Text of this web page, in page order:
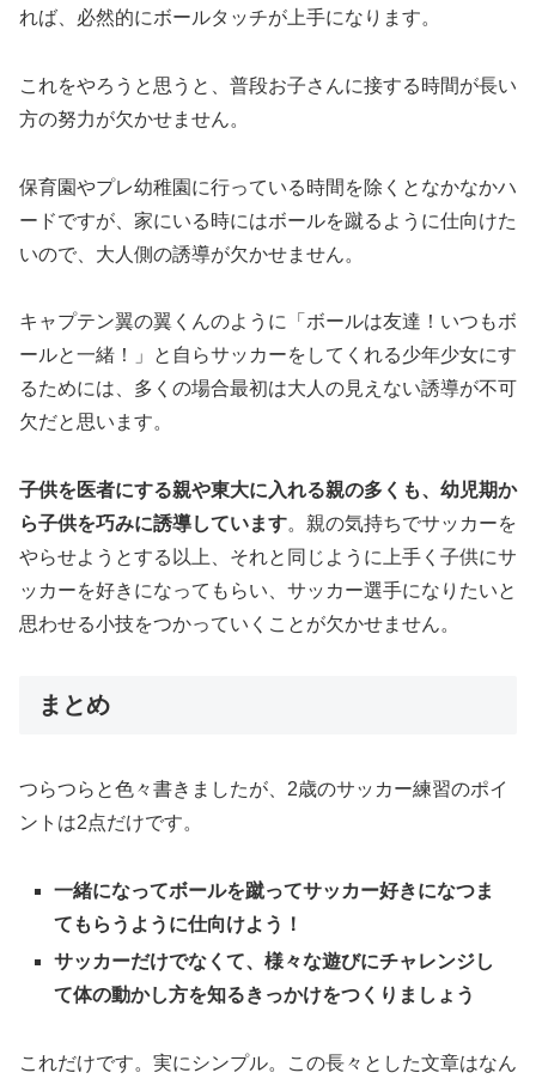
れば、必然的にボールタッチが上手になります。
これをやろうと思うと、普段お子さんに接する時間が長い
方の努力が欠かせません。
保育園やプレ幼稚園に行っている時間を除くとなかなかハ
ードですが、家にいる時にはボールを蹴るように仕向けた
いので、大人側の誘導が欠かせません。
キャプテン翼の翼くんのように「ボールは友達！いつもボ
ールと一緒！」と自らサッカーをしてくれる少年少女にす
るためには、多くの場合最初は大人の見えない誘導が不可
欠だと思います。
子供を医者にする親や東大に入れる親の多くも、幼児期か
ら子供を巧みに誘導しています。親の気持ちでサッカーを
やらせようとする以上、それと同じように上手く子供にサ
ッカーを好きになってもらい、サッカー選手になりたいと
思わせる小技をつかっていくことが欠かせません。
まとめ
つらつらと色々書きましたが、2歳のサッカー練習のポイ
ントは2点だけです。
一緒になってボールを蹴ってサッカー好きになつま
てもらうように仕向けよう！
サッカーだけでなくて、様々な遊びにチャレンジし
て体の動かし方を知るきっかけをつくりましょう
これだけです。実にシンプル。この長々とした文章はなん